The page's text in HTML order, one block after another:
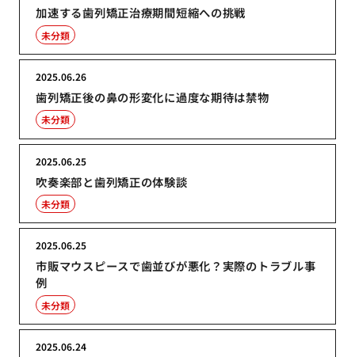
加速する歯列矯正治療期間短縮への挑戦
未分類
歯列矯正後の鼻の形変化に過度な期待は禁物
2025.06.26
未分類
吹奏楽部と歯列矯正の体験談
2025.06.25
未分類
市販マウスピースで歯並びが悪化？実際のトラブル事
例
2025.06.25
未分類
2025.06.24